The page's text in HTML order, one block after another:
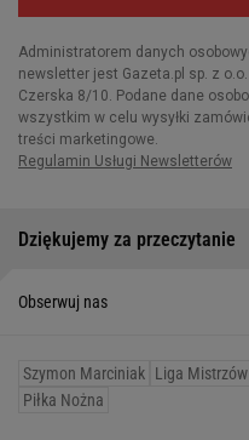
Dziękujemy za przeczytanie
Obserwuj nas
Szymon Marciniak Liga Mistrzów
Piłka Nożna